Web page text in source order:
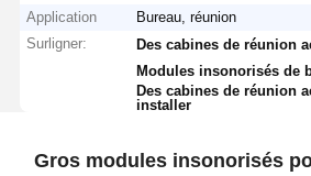
Application
Bureau, réunion
Surligner:
Des cabines de réunion
Modules insonorisés de
Des cabines de réunion
installer
Gros modules insonorisés